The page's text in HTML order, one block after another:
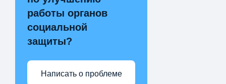
работы органов
социальной
защиты?
Написать о проблеме